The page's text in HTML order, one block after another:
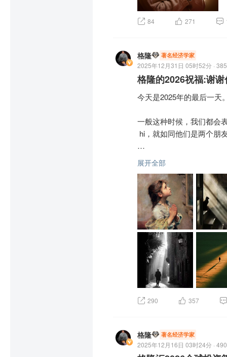
期待的是，如果真的有
担一些？
在尘世能获得幸福，尤其
能守得云开雾散，能绽放
前路山高水远，我们都要
家！
84 271
格隆 著名经济学家
2025年12月31日 05时52分 ·
格隆的2026祝福:谢
今天是2025年的最后一天
一般这种时候，我们都会
hi，就如同他们是两个朋
其实，并不存在岁月这个
岁月不会对任何一个人温
你唯一需要感谢的，是你
谢谢你在风雨中撑住，也
一年将近夜，万里未归
仗，只能，也只会是你独
这个世界从来没有救世
你从不欠谁的，你所拥有
这个世上有一个人，他
这个人，是你自己。
展开全部
290 357
格隆 著名经济学家
2025年12月16日 03时24分 ·